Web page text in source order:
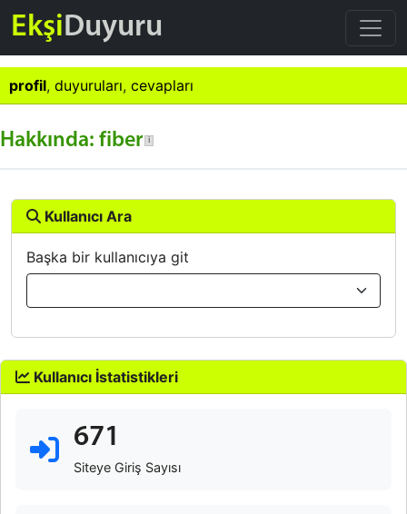
EkşiDuyuru
profil, duyuruları, cevapları
Hakkında: fiber
Kullanıcı Ara
Başka bir kullanıcıya git
Kullanıcı İstatistikleri
671
Siteye Giriş Sayısı